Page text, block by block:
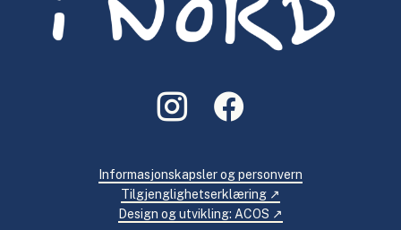
Informasjonskapsler og personvern
Tilgjenglighetserklæring
Design og utvikling: ACOS